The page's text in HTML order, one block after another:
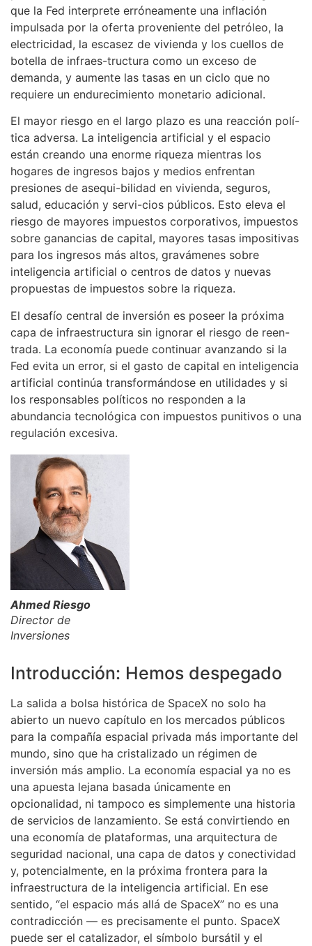
que la Fed interprete erróneamente una inflación
impulsada por la oferta proveniente del petróleo, la
electricidad, la escasez de vivienda y los cuellos de
botella de infraes-tructura como un exceso de
demanda, y aumente las tasas en un ciclo que no
requiere un endurecimiento monetario adicional.
El mayor riesgo en el largo plazo es una reacción polí-
tica adversa. La inteligencia artificial y el espacio
están creando una enorme riqueza mientras los
hogares de ingresos bajos y medios enfrentan
presiones de asequi-bilidad en vivienda, seguros,
salud, educación y servi-cios públicos. Esto eleva el
riesgo de mayores impuestos corporativos, impuestos
sobre ganancias de capital, mayores tasas impositivas
para los ingresos más altos, gravámenes sobre
inteligencia artificial o centros de datos y nuevas
propuestas de impuestos sobre la riqueza.
El desafío central de inversión es poseer la próxima
capa de infraestructura sin ignorar el riesgo de reen-
trada. La economía puede continuar avanzando si la
Fed evita un error, si el gasto de capital en inteligencia
artificial continúa transformándose en utilidades y si
los responsables políticos no responden a la
abundancia tecnológica con impuestos punitivos o una
regulación excesiva.
Ahmed Riesgo
Director de
Inversiones
Introducción: Hemos despegado
La salida a bolsa histórica de SpaceX no solo ha
abierto un nuevo capítulo en los mercados públicos
para la compañía espacial privada más importante del
mundo, sino que ha cristalizado un régimen de
inversión más amplio. La economía espacial ya no es
una apuesta lejana basada únicamente en
opcionalidad, ni tampoco es simplemente una historia
de servicios de lanzamiento. Se está convirtiendo en
una economía de plataformas, una arquitectura de
seguridad nacional, una capa de datos y conectividad
y, potencialmente, en la próxima frontera para la
infraestructura de la inteligencia artificial. En ese
sentido, “el espacio más allá de SpaceX” no es una
contradicción — es precisamente el punto. SpaceX
puede ser el catalizador, el símbolo bursátil y el